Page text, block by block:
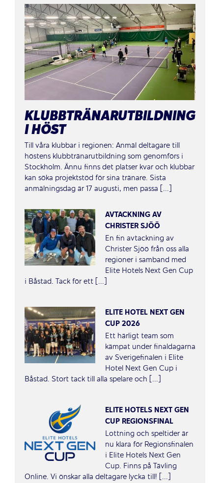
KLUBBTRÄNARUTBILDNING
I HÖST
Till våra klubbar i regionen: Anmäl deltagare till
höstens klubbtränarutbildning som genomförs i
Stockholm. Ännu finns det platser kvar och klubbar
kan söka projektstöd för sina tränare. Sista
anmälningsdag är 17 augusti, men passa [...]
AVTACKNING AV
CHRISTER SJÖÖ
En fin avtackning av
Christer Sjöö från oss alla
regioner i samband med
Elite Hotels Next Gen Cup
i Båstad. Tack för ett [...]
ELITE HOTEL NEXT GEN
CUP 2026
Ett härligt team som
kämpat under finaldagarna
av Sverigefinalen i Elite
Hotel Next Gen Cup i
Båstad. Stort tack till alla spelare och [...]
ELITE HOTELS NEXT GEN
CUP REGIONSFINAL
Lottning och speltider är
nu klara för Regionsfinalen
i Elite Hotels Next Gen
Cup. Finns på Tävling
Online. Vi önskar alla deltagare lycka till! [...]